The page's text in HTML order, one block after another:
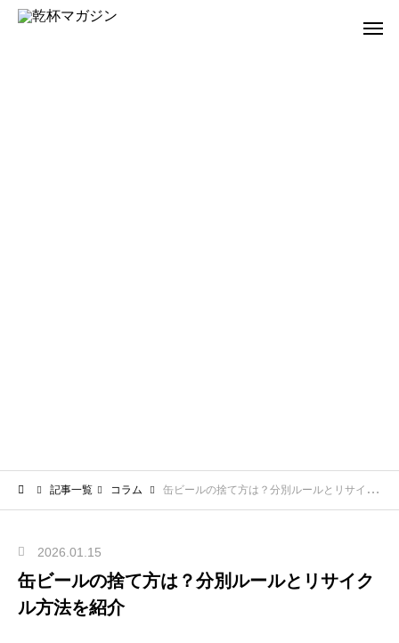
記事一覧 コラム 缶ビールの捨て方は？分別ルールとリサイクル方法を紹介
2026.01.15
缶ビールの捨て方は？分別ルールとリサイク
ル方法を紹介